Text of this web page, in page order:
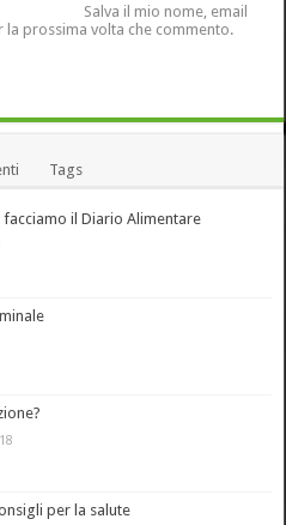
Salva il mio nome, email
prossima volta che commento.
Tags
il Diario Alimentare
per la salute